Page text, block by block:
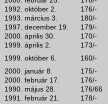
1992. október 2. 176/-
1993. március 3. 180/-
1997. december 19. 179/-
2000. április 30. 170/-
1999. április 2. 173/-
1999. október 6. 160/-
2000. január 8. 175/-
2000. február 17. 176/-
1990. május 28. 176/66
1991. február 21. 178/-